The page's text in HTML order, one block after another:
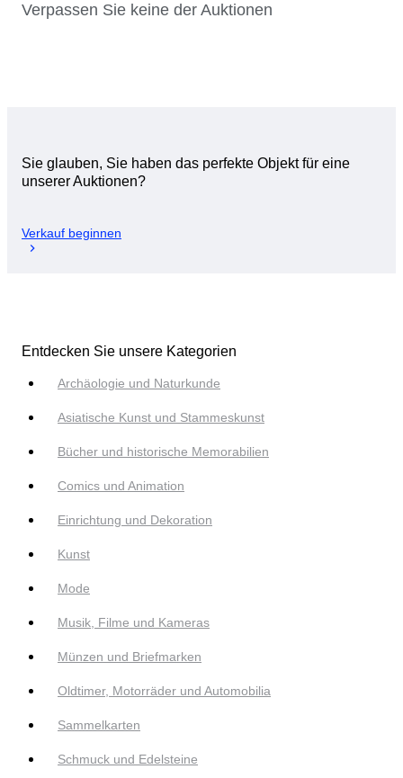
Verpassen Sie keine der Auktionen
Sie glauben, Sie haben das perfekte Objekt für eine
unserer Auktionen?
Verkauf beginnen
Entdecken Sie unsere Kategorien
Archäologie und Naturkunde
Asiatische Kunst und Stammeskunst
Bücher und historische Memorabilien
Comics und Animation
Einrichtung und Dekoration
Kunst
Mode
Musik, Filme und Kameras
Münzen und Briefmarken
Oldtimer, Motorräder und Automobilia
Sammelkarten
Schmuck und Edelsteine